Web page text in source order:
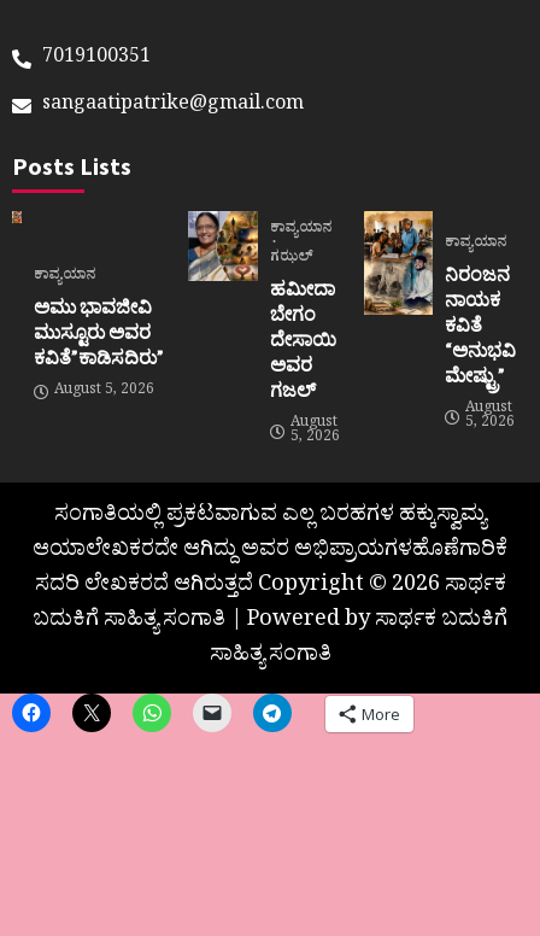
7019100351
sangaatipatrike@gmail.com
Posts Lists
ಕಾವ್ಯಯಾನ
ಅಮು ಭಾವಜೀವಿ
ಮುಸ್ಟೂರು ಅವರ
ಕವಿತೆ”ಕಾಡಿಸದಿರು”
August 5, 2026
ಕಾವ್ಯಯಾನ
ಗಝಲ್
ಹಮೀದಾ
ಬೇಗಂ
ದೇಸಾಯಿ
ಅವರ
ಗಜಲ್
August
5, 2026
ಕಾವ್ಯಯಾನ
ನಿರಂಜನ
ನಾಯಕ
ಕವಿತೆ
“ಅನುಭವಿ
ಮೇಷ್ಟ್ರು”
August
5, 2026
ಸಂಗಾತಿಯಲ್ಲಿ ಪ್ರಕಟವಾಗುವ ಎಲ್ಲ ಬರಹಗಳ ಹಕ್ಕುಸ್ವಾಮ್ಯ
ಆಯಾಲೇಖಕರದೇ ಆಗಿದ್ದು ಅವರ ಅಭಿಪ್ರಾಯಗಳಹೊಣೆಗಾರಿಕೆ
ಸದರಿ ಲೇಖಕರದೆ ಆಗಿರುತ್ತದೆ Copyright © 2026 ಸಾರ್ಥಕ
ಬದುಕಿಗೆ ಸಾಹಿತ್ಯ ಸಂಗಾತಿ | Powered by ಸಾರ್ಥಕ ಬದುಕಿಗೆ
ಸಾಹಿತ್ಯ ಸಂಗಾತಿ
More